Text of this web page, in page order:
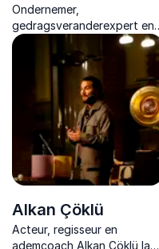
Ondernemer,
gedragsveranderexpert en
skydiver die organisaties
confronteert met patronen
en laat ervaren hoe
leiderschap ontstaat vanuit
hoofd, hart en buik.
Alkan Çöklü
Acteur, regisseur en
ademcoach Alkan Çöklü laat